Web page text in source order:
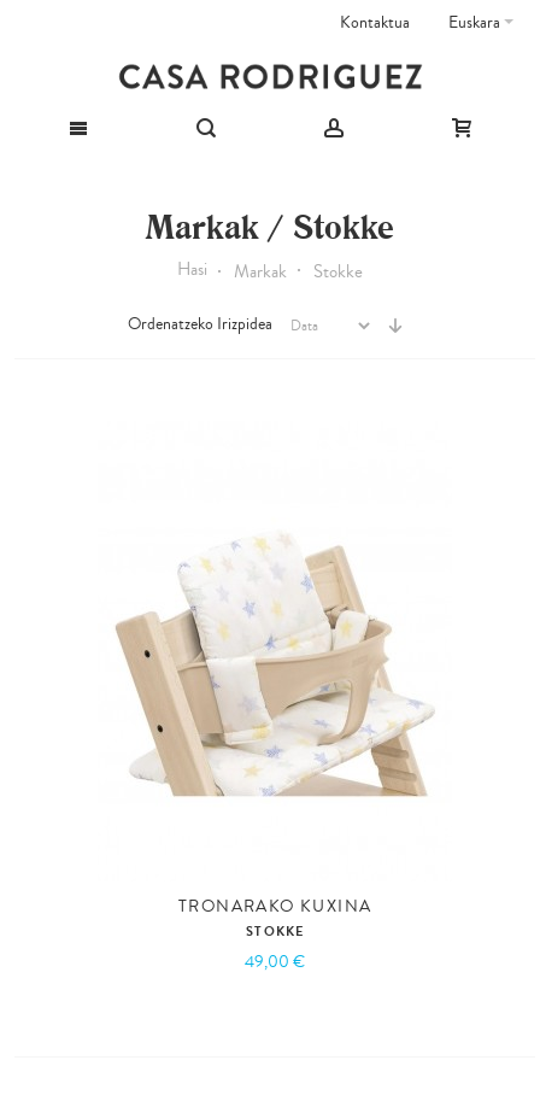
Euskara
Kontaktua
Markak / Stokke
Hasi Markak Stokke
Ordenatzeko Irizpidea
TRONARAKO KUXINA
STOKKE
49,00 €